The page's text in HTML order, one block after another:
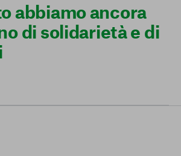
abbiamo ancora
di solidarietà e di